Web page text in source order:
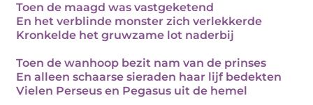
Toen de maagd was vastgeketend
En het verblinde monster zich verlekkerde
Kronkelde het gruwzame lot naderbij
Toen de wanhoop bezit nam van de prinses
En alleen schaarse sieraden haar lijf bedekten
Vielen Perseus en Pegasus uit de hemel